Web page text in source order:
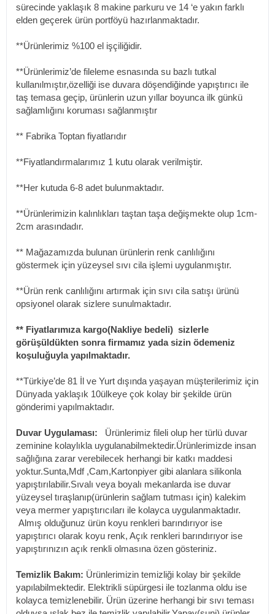
sürecinde yaklaşık 8 makine parkuru ve 14 ‘e yakın farklı
elden geçerek ürün portföyü hazırlanmaktadır.
**Ürünlerimiz %100 el işçiliğidir.
**Ürünlerimiz’de fileleme esnasında su bazlı tutkal
kullanılmıştır,özelliği ise duvara döşendiğinde yapıştırıcı ile
taş temasa geçip, ürünlerin uzun yıllar boyunca ilk günkü
sağlamlığını koruması sağlanmıştır
** Fabrika Toptan fiyatlarıdır
**Fiyatlandırmalarımız 1 kutu olarak verilmiştir.
**Her kutuda 6-8 adet bulunmaktadır.
**Ürünlerimizin kalınlıkları taştan taşa değişmekte olup 1cm-
2cm arasındadır.
** Mağazamızda bulunan ürünlerin renk canlılığını
göstermek için yüzeysel sıvı cila işlemi uygulanmıştır.
**Ürün renk canlılığını artırmak için sıvı cila satışı ürünü
opsiyonel olarak sizlere sunulmaktadır.
** Fiyatlarımıza kargo(Nakliye bedeli) sizlerle
görüşüldükten sonra firmamız yada sizin ödemeniz
koşuluğuyla yapılmaktadır.
**Türkiye’de 81 İl ve Yurt dışında yaşayan müşterilerimiz için
Dünyada yaklaşık 10ülkeye çok kolay bir şekilde ürün
gönderimi yapılmaktadır.
Duvar Uygulaması:
Ürünlerimiz fileli olup her türlü duvar
zeminine kolaylıkla uygulanabilmektedir.Ürünlerimizde insan
sağlığına zarar verebilecek herhangi bir katkı maddesi
yoktur.Sunta,Mdf ,Cam,Kartonpiyer gibi alanlara silikonla
yapıştırılabilir.Sıvalı veya boyalı mekanlarda ise duvar
yüzeysel tıraşlanıp(ürünlerin sağlam tutması için) kalekim
veya mermer yapıştırıcıları ile kolayca uygulanmaktadır.
Almış olduğunuz ürün koyu renkleri barındırıyor ise
yapıştırıcı olarak koyu renk, Açık renkleri barındırıyor ise
yapıştırınızın açık renkli olmasına özen gösteriniz.
Temizlik Bakım: Ürünlerimizin temizliği kolay bir şekilde
yapılabilmektedir. Elektrikli süpürgesi ile tozlanma oldu ise
kolayca temizlenebilir. Ürün üzerine herhangi bir sıvı teması